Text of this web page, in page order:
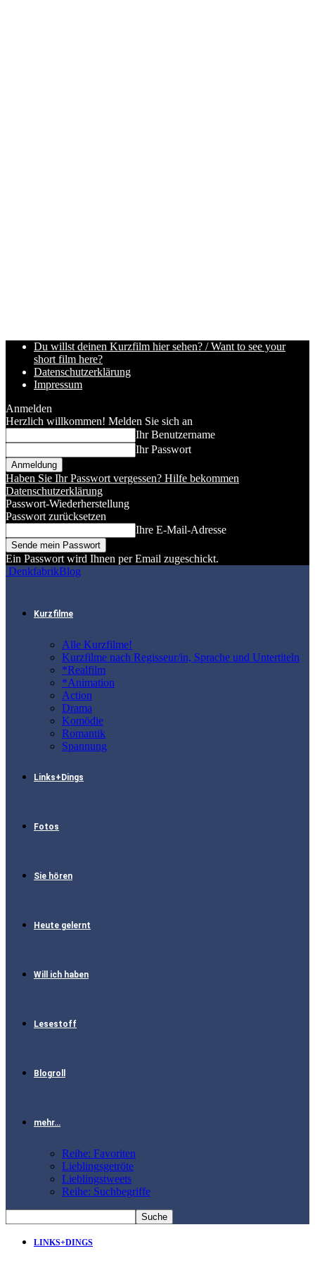
Du willst deinen Kurzfilm hier sehen? / Want to see your
short film here?
Datenschutzerklärung
Impressum
Anmelden
Herzlich willkommen! Melden Sie sich an
Ihr Benutzername
Ihr Passwort
Haben Sie Ihr Passwort vergessen? Hilfe bekommen
Datenschutzerklärung
Passwort-Wiederherstellung
Passwort zurücksetzen
Ihre E-Mail-Adresse
Ein Passwort wird Ihnen per Email zugeschickt.
DenkfabrikBlog
Kurzfilme
Alle Kurzfilme!
Kurzfilme nach Regisseur/in, Sprache und Untertiteln
*Realfilm
*Animation
Action
Drama
Komödie
Romantik
Spannung
Links+Dings
Fotos
Sie hören
Heute gelernt
Will ich haben
Lesestoff
Blogroll
mehr…
Reihe: Favoriten
Lieblingsgetröte
Lieblingstweets
Reihe: Suchbegriffe
LINKS+DINGS